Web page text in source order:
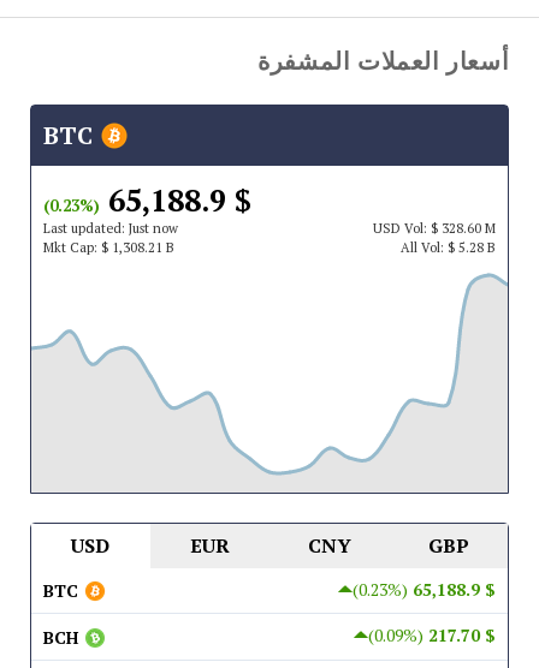
أسعار العملات المشفرة
$ 65,188.9
(0.23%)
Last updated: Just now USDVol: $ 328.60 M
Mkt Cap: $ 1,308.21 B All Vol: $ 5.28 B
USD EUR CNY GBP
$ 65,188.9
(0.23%)
BTC
$ 217.70
(0.09%)
BCH